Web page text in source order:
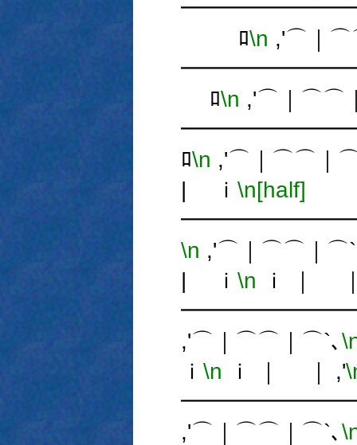
ﾛ\n ,'⌒｜
ﾛ\n ,'⌒｜⌒⌒
ﾛ\n ,'⌒｜⌒⌒｜
| ｉ \n[half]
\n ,'⌒｜⌒⌒｜⌒`
| ｉ \n ｉ ｜
,'⌒｜⌒⌒｜⌒`､
ｉ \n ｉ ｜ ｜ ,'
,'⌒｜⌒⌒｜⌒`､